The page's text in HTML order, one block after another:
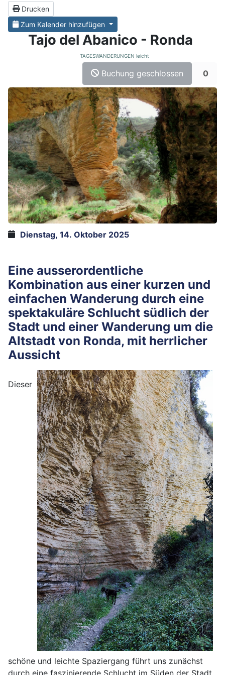
Drucken
Zum Kalender hinzufügen
Tajo del Abanico - Ronda
TAGESWANDERUNGEN leicht
Buchung geschlossen 0
Dienstag, 14. Oktober 2025
Eine ausserordentliche
Kombination aus einer kurzen und
einfachen Wanderung durch eine
spektakuläre Schlucht südlich der
Stadt und einer Wanderung um die
Altstadt von Ronda, mit herrlicher
Aussicht
Dieser
schöne und leichte Spaziergang führt uns zunächst
durch eine faszinierende Schlucht im Süden der Stadt